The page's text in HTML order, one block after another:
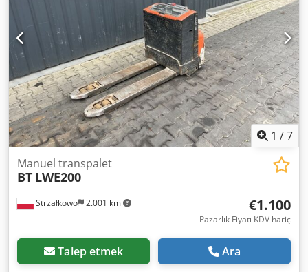
1 /7
Strzałkowo 2.001 km
Manuel transpalet
BT LWE200
€1.100
Pazarlık Fiyatı KDV hariç
Talep etmek Ara